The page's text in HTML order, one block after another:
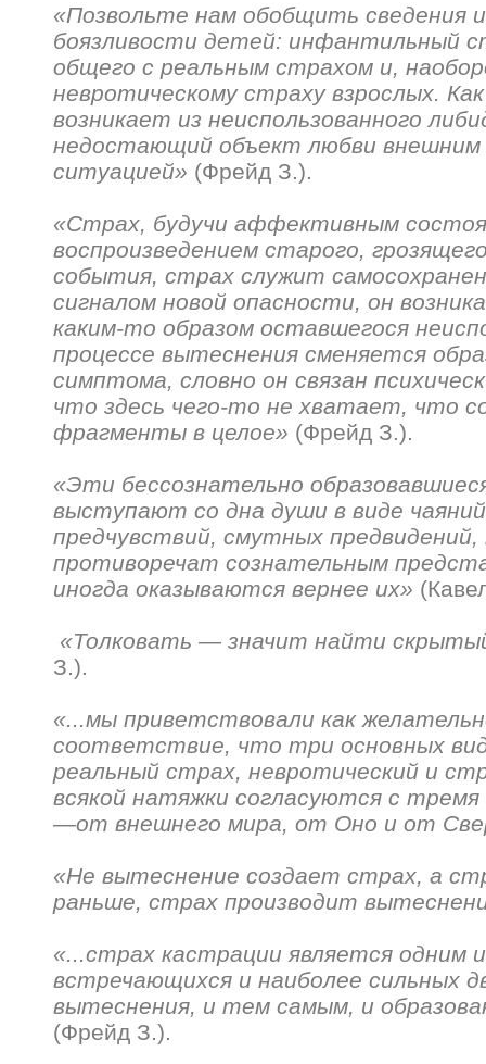
«Позвольте нам обобщить сведения
боязливости детей: инфантильный
общего с реальным страхом и,
невротическому страху взрослых.
возникает из неиспользованного
недостающий объект любви
ситуацией» (Фрейд З.).
«Страх, будучи аффективным
воспроизведением старого,
события, страх служит
сигналом новой опасности, он
каким-то образом оставшегося
процессе вытеснения сменяется
симптома, словно он связан
что здесь чего-то не хватает, что
фрагменты в целое» (Фрейд З.).
«Эти бессознательно
выступают со дна души в виде
предчувствий, смутных предвидений,
противоречат сознательным
иногда оказываются вернее их»
«Толковать — значит найти
З.).
«...мы приветствовали как
соответствие, что три основных
реальный страх, невротический и
всякой натяжки согласуются с
—от внешнего мира, от Оно и от
«Не вытеснение создает страх, а
раньше, страх производит
«...страх кастрации является одним
встречающихся и наиболее сильных
вытеснения, и тем самым, и
(Фрейд З.).